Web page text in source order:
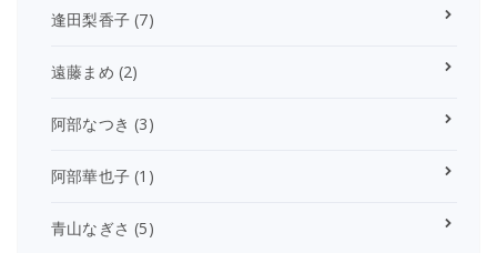
逢田梨香子 (7)
遠藤まめ (2)
阿部なつき (3)
阿部華也子 (1)
青山なぎさ (5)